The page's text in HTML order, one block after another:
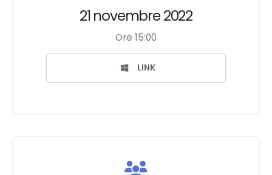
21 novembre 2022
Ore 15:00
LINK